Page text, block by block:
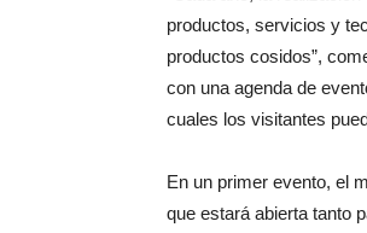
productos, servicios y
productos cosidos”,
con una agenda de
cuales los visitantes
En un primer evento, el
que estará abierta tanto